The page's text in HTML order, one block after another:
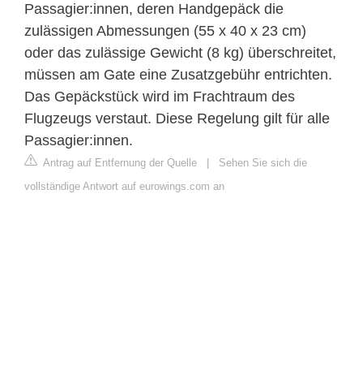
Passagier:innen, deren Handgepäck die
zulässigen Abmessungen (55 x 40 x 23 cm)
oder das zulässige Gewicht (8 kg) überschreitet,
müssen am Gate eine Zusatzgebühr entrichten.
Das Gepäckstück wird im Frachtraum des
Flugzeugs verstaut. Diese Regelung gilt für alle
Passagier:innen.
Antrag auf Entfernung der Quelle
Sehen Sie sich die
vollständige Antwort auf eurowings.com an